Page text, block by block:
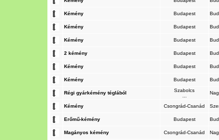
Kémény Budapest
Kémény Budapest
Kémény Budapest
2 kémény Budapest
Kémény Budapest
Kémény Budapest
Régi gyárkémény téglából
Szabolcs
Kémény Csongrád-Csanád
Erőmű-kémény Budapest
Magányos kémény Csongrád-Csanád